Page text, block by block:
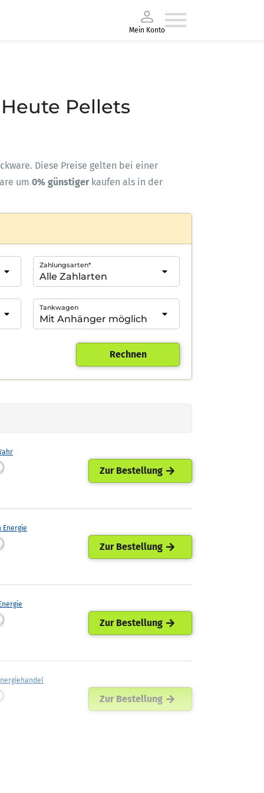
Mein Konto
Heute Pellets
Diese Preise gelten bei einer
um 0% günstigerkaufen als in der
Zahlungsarten*
Tankwagen
Rechnen
Zur Bestellung
Energie
Zur Bestellung
Zur Bestellung
Zur Bestellung